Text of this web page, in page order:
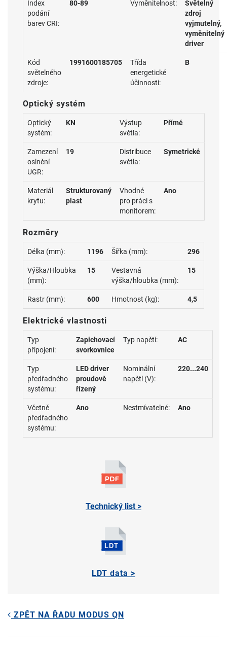
Index
podání
barev CRI:
80-89 Vyměnitelnost:
Světelný
zdroj
vyjmutelný,
vyměnitelný
driver
Kód
světelného
zdroje:
1991600185705
Třída
energetické
účinnosti:
B
Optický systém
Optický
systém:
KN
Výstup
světla:
Přímé
Zamezení
oslnění
UGR:
19
Distribuce
světla:
Symetrické
Materiál
krytu:
Strukturovaný
plast
Vhodné
pro práci s
monitorem:
Ano
Rozměry
Délka (mm): 1196 Šířka (mm): 296
Výška/Hloubka
(mm):
15
Vestavná
výška/hloubka (mm):
15
Rastr (mm): 600 Hmotnost (kg): 4,5
Elektrické vlastnosti
Typ
připojení:
Zapichovací
svorkovnice
Typ napětí: AC
Typ
předřadného
systému:
LED driver
proudově
řízený
Nominální
napětí (V):
220...240
Včetně
předřadného
systému:
Ano Nestmívatelné: Ano
Technický list >
LDT data >
ZPĚT NA ŘADU MODUS QN